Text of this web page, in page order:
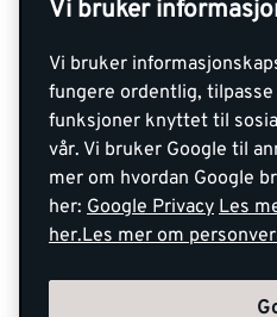
Vi bruker
Vi bruker
fungere ordentlig,
funksjoner knyttet til
vår. Vi bruker Google til
mer om hvordan Google
her: Google Privacy Les
her.Les mer om